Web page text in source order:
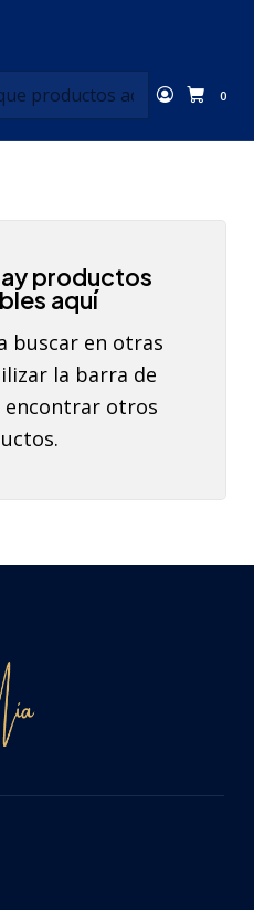
0
Hogar
productos
aquí
buscar en otras
la barra de
encontrar otros